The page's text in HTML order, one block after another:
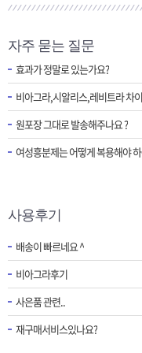
자주 묻는 질문
효과가 정말로 있는가요?
비아그라,시알리스,레비트라 차
원포장 그대로 발송해주나요 ?
여성흥분제는 어떻게 복용해야
사용후기
배송이 빠르네요 ^
비아그라후기
사은품 관련..
재구매서비스있나요?